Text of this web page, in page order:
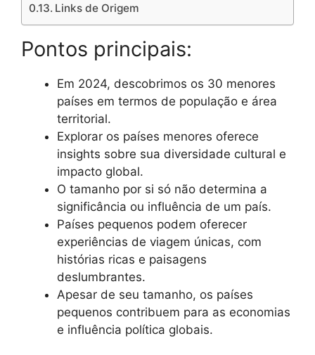
Links de Origem
Pontos principais:
Em 2024, descobrimos os 30 menores
países em termos de população e área
territorial.
Explorar os países menores oferece
insights sobre sua diversidade cultural e
impacto global.
O tamanho por si só não determina a
significância ou influência de um país.
Países pequenos podem oferecer
experiências de viagem únicas, com
histórias ricas e paisagens
deslumbrantes.
Apesar de seu tamanho, os países
pequenos contribuem para as economias
e influência política globais.